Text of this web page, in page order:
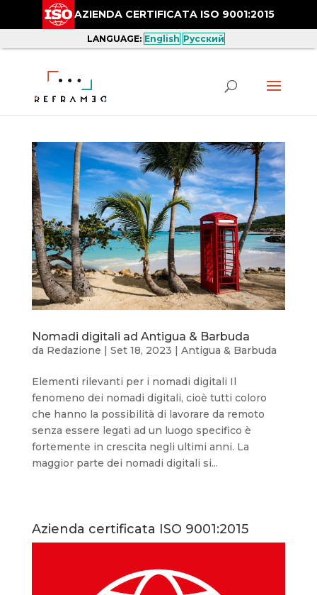
Nomadi digitali ad Antigua & Barbuda
da Redazione | Set 18, 2023 | Antigua & Barbuda
Elementi rilevanti per i nomadi digitali Il
fenomeno dei nomadi digitali, cioè tutti coloro
che hanno la possibilità di lavorare da remoto
senza essere legati ad un luogo specifico è
fortemente in crescita negli ultimi anni. La
maggior parte dei nomadi digitali si...
Azienda certificata ISO 9001:2015
AZIENDA CERTIFICATA ISO 9001:2015
LANGUAGE: English Русский